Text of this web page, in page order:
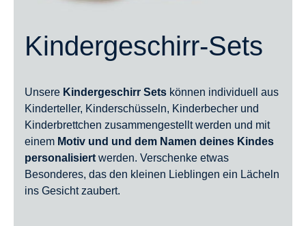
Kindergeschirr-Sets
Unsere Kindergeschirr Sets können individuell aus
Kinderteller, Kinderschüsseln, Kinderbecher und
Kinderbrettchen zusammengestellt werden und mit
einem Motiv und und dem Namen deines Kindes
personalisiert werden. Verschenke etwas
Besonderes, das den kleinen Lieblingen ein Lächeln
ins Gesicht zaubert.